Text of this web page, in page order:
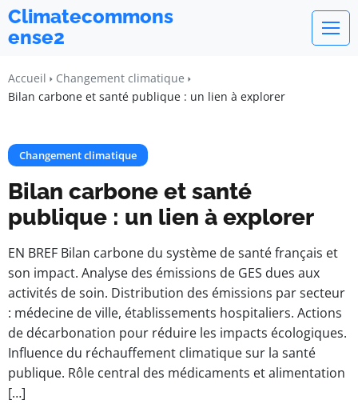
Climatecommons
ense2
Accueil
Changement climatique
Bilan carbone et santé publique : un lien à explorer
Changement climatique
Bilan carbone et santé
publique : un lien à explorer
EN BREF Bilan carbone du système de santé français et
son impact. Analyse des émissions de GES dues aux
activités de soin. Distribution des émissions par secteur
: médecine de ville, établissements hospitaliers. Actions
de décarbonation pour réduire les impacts écologiques.
Influence du réchauffement climatique sur la santé
publique. Rôle central des médicaments et alimentation
[…]